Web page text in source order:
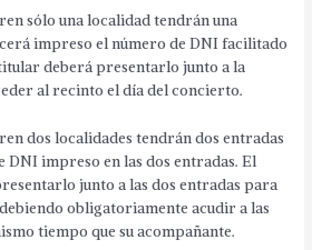
sólo una localidad tendrán una
impreso el número de DNI facilitado
deberá presentarlo junto a la
al recinto el día del concierto.
dos localidades tendrán dos entradas
DNI impreso en las dos entradas. El
junto a las dos entradas para
obligatoriamente acudir a las
tiempo que su acompañante.